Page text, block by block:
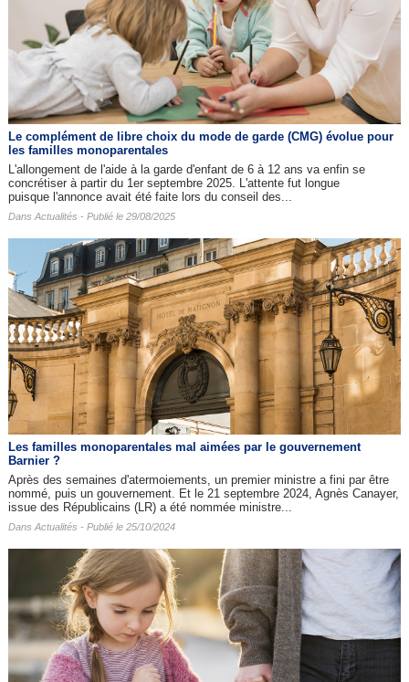
Le complément de libre choix du mode de garde (CMG) évolue pour
les familles monoparentales
L'allongement de l'aide à la garde d'enfant de 6 à 12 ans va enfin se
concrétiser à partir du 1er septembre 2025. L'attente fut longue
puisque l'annonce avait été faite lors du conseil des...
Dans Actualités - Publié le 29/08/2025
Les familles monoparentales mal aimées par le gouvernement
Barnier ?
Après des semaines d'atermoiements, un premier ministre a fini par être
nommé, puis un gouvernement. Et le 21 septembre 2024, Agnès Canayer,
issue des Républicains (LR) a été nommée ministre...
Dans Actualités - Publié le 25/10/2024